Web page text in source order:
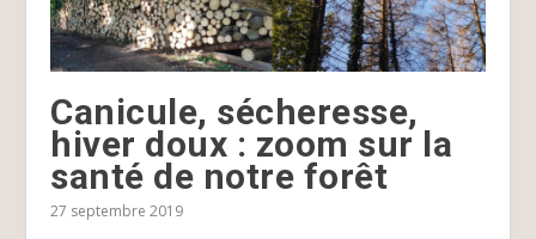
Canicule, sécheresse,
hiver doux : zoom sur la
santé de notre forêt
27 septembre 2019